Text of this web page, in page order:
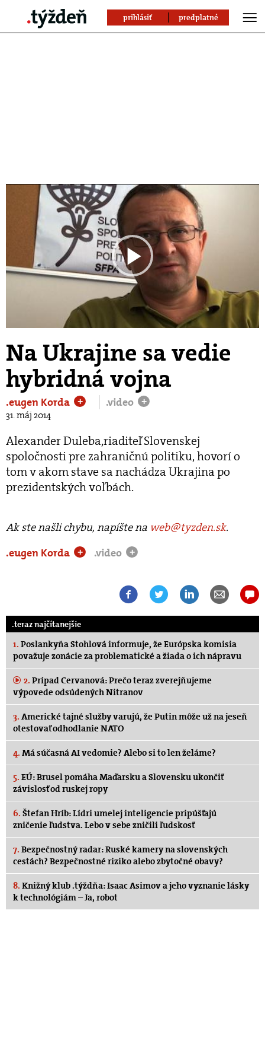
prihlásiť predplatné
Play
Video
Na Ukrajine sa vedie
hybridná vojna
.eugen Korda + .video +
31. máj 2014
Alexander Duleba,riaditeľ Slovenskej
spoločnosti pre zahraničnú politiku, hovorí o
tom v akom stave sa nachádza Ukrajina po
prezidentských voľbách.
Ak ste našli chybu, napíšte na web@tyzden.sk.
.eugen Korda
+ .video +
.teraz najčítanejšie
1. Poslankyňa Stohlová informuje, že Európska komisia
považuje zonácie za problematické a žiada o ich nápravu
2. Prípad Cervanová: Prečo teraz zverejňujeme
výpovede odsúdených Nitranov
3. Americké tajné služby varujú, že Putin môže už na jeseň
otestovať odhodlanie NATO
4. Má súčasná AI vedomie? Alebo si to len želáme?
5. EÚ: Brusel pomáha Maďarsku a Slovensku ukončiť
závislosť od ruskej ropy
6. Štefan Hríb: Lídri umelej inteligencie pripúšťajú
zničenie ľudstva. Lebo v sebe zničili ľudskosť
7. Bezpečnostný radar: Ruské kamery na slovenských
cestách? Bezpečnostné riziko alebo zbytočné obavy?
8. Knižný klub .týždňa: Isaac Asimov a jeho vyznanie lásky
k technológiám – Ja, robot